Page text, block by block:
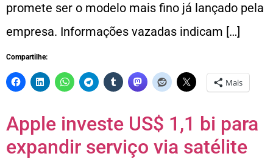
promete ser o modelo mais fino já lançado pela
empresa. Informações vazadas indicam […]
Compartilhe:
Mais
Apple investe US$ 1,1 bi para
expandir serviço via satélite